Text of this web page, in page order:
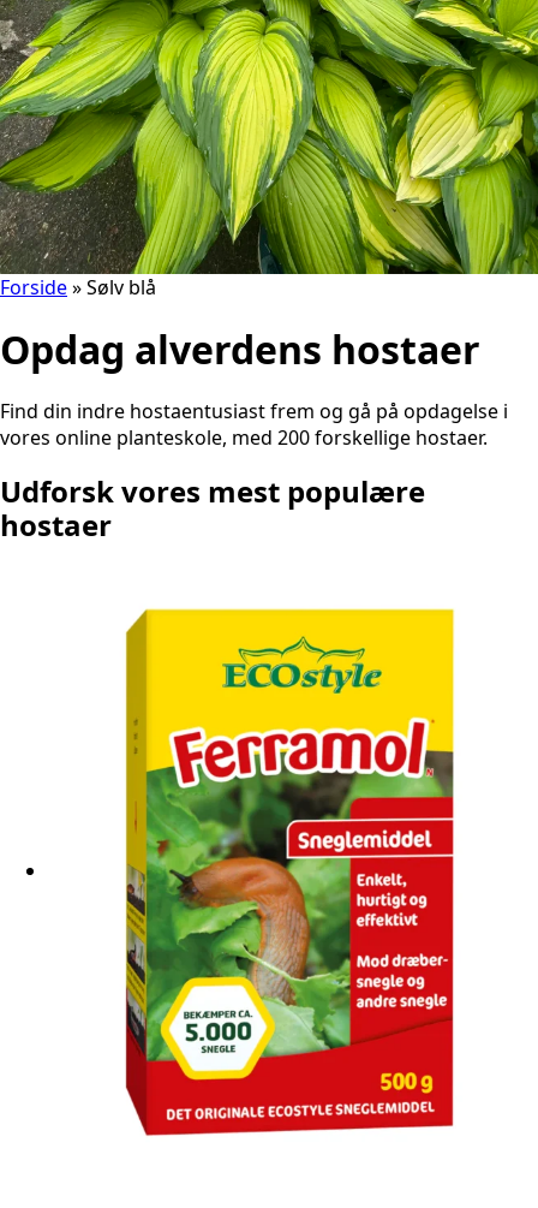
Forside»Sølv blå
Opdag alverdens hostaer
Find din indre hostaentusiast frem og gå på opdagelse i
vores online planteskole, med 200 forskellige hostaer.
Udforsk vores mest populære
hostaer